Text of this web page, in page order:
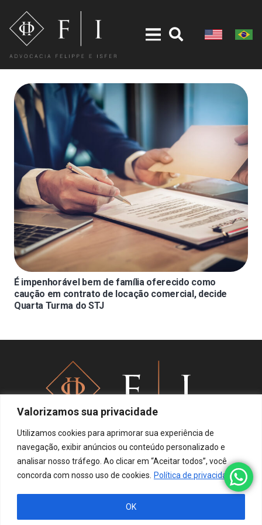
Valorizamos sua privacidade
Utilizamos cookies para aprimorar sua experiência de
navegação, exibir anúncios ou conteúdo personalizado e
analisar nosso tráfego. Ao clicar em “Aceitar todos”, você
concorda com nosso uso de cookies. Política de privacidade
OK
É impenhorável bem de família oferecido como
caução em contrato de locação comercial, decide
Quarta Turma do STJ
Política de privacidade